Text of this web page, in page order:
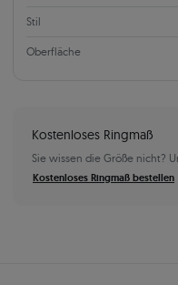
Stil
Oberfläche
Kostenloses Ringmaß
Sie wissen die Größe nicht?
Kostenloses Ringmaß bestellen